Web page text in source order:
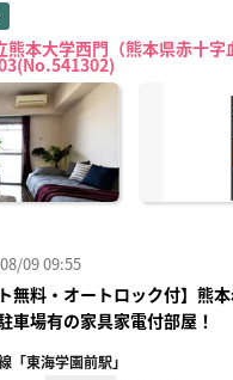
熊本大学西門（熊本県赤十字
09 09:55
無料・オートロック付】熊
車場有の家具家電付部屋！
「東海学園前駅」